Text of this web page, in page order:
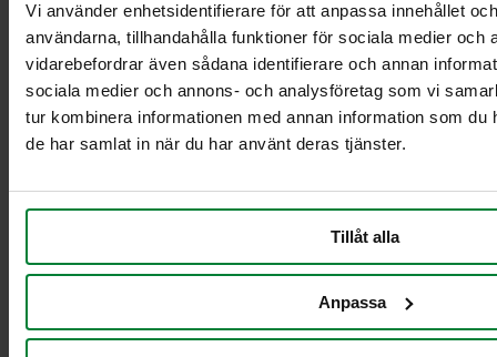
Vi använder enhetsidentifierare för att anpassa innehållet
användarna, tillhandahålla funktioner för sociala medier och
vidarebefordrar även sådana identifierare och annan
sociala medier och annons- och analysföretag som vi
tur kombinera informationen med annan information som du
de har samlat in när du har använt deras tjänster.
Tillåt alla
Anpassa
Fyran plus
Femman plus
Sexan plus
Sjuan plus
Fyran
Femman
Vagnar till behållare